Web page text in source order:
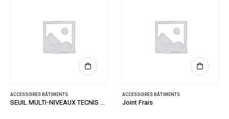
ACCESSOIRES BÂTIMENTS
SEUIL MULTI-NIVEAUX TECNIS TITIUM 32/93
ACCESSOIRES BÂTIMENTS
Joint Frais